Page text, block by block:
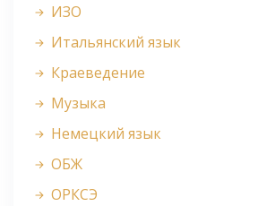
ИЗО
Итальянский язык
Краеведение
Музыка
Немецкий язык
ОБЖ
ОРКСЭ